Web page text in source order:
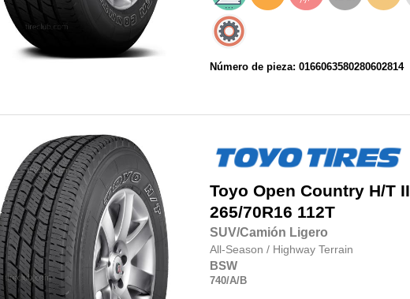
Número de pieza: 0166063580280602814
Toyo Open Country H/T II
265/70R16 112T
SUV/Camión Ligero
All-Season / Highway Terrain
BSW
740/A/B